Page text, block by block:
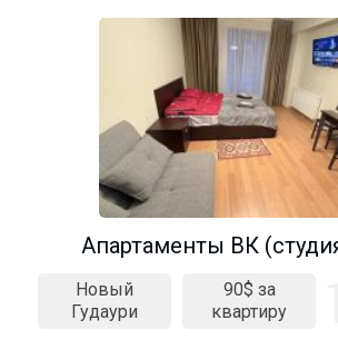
Апартаменты ВК
Новый
Гудаури
90$ за
квартиру